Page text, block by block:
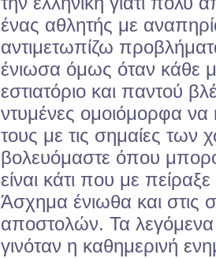
ένας αθλητής με
αντιμετωπίζω
ένιωσα όμως όταν κάθε
εστιατόριο και παντού
ντυμένες ομοιόμορφα να
τους με τις σημαίες των
βολευόμαστε όπου
είναι κάτι που με
Άσχημα ένιωθα και στις
αποστολών. Τα
γινόταν η καθημερινή